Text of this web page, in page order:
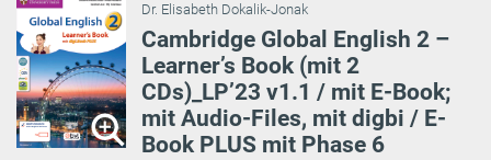
Dr. Elisabeth Dokalik-Jonak
Cambridge Global English 2 –
Learner’s Book (mit 2
CDs)_LP’23 v1.1 / mit E-Book;
mit Audio-Files, mit digbi / E-
Book PLUS mit Phase 6